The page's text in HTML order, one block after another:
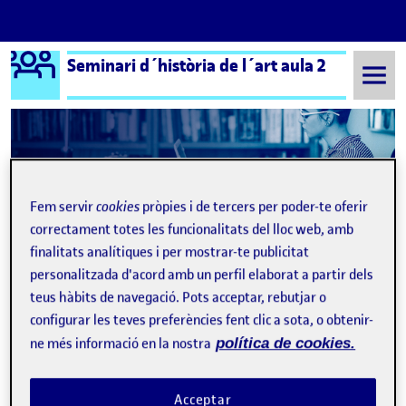
Saltar al contingut
Logo Ágora
Seminari d´història de l´art aula 2
Fem servircookies pròpies i de tercers per poder-te oferir
correctament totes les funcionalitats del lloc web, amb
finalitats analítiques i per mostrar-te publicitat
personalitzada d'acord amb un perfil elaborat a partir dels
teus hàbits de navegació. Pots acceptar, rebutjar o
configurar les teves preferències fent clic a sota, o obtenir-
ne més informació en la nostra política de cookies.
Acceptar